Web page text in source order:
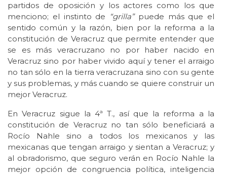
partidos de oposición y los actores como los que
menciono; el instinto de
“grilla”puede más que el
sentido común y la razón, bien por la reforma a la
constitución de Veracruz que permite entender que
se es más veracruzano no por haber nacido en
Veracruz sino por haber vivido aquí y tener el arraigo
no tan sólo en la tierra veracruzana sino con su gente
y sus problemas, y más cuando se quiere construir un
mejor Veracruz.
En Veracruz sigue la 4ª T., así que la reforma a la
constitución de Veracruz no tan sólo beneficiará a
Rocío Nahle sino a todos los mexicanos y las
mexicanas que tengan arraigo y sientan a Veracruz; y
al obradorismo, que seguro verán en Rocío Nahle la
mejor opción de congruencia política, inteligencia